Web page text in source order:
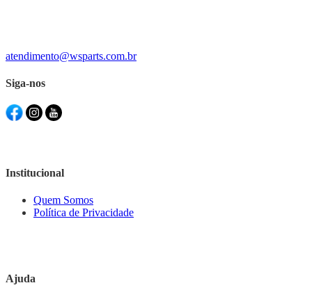
atendimento@wsparts.com.br
Siga-nos
Institucional
Quem Somos
Política de Privacidade
Ajuda